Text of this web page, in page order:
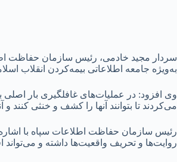
سردار مجید خادمی، رئیس سازمان حفاظت
به‌ویژه جامعه اطلاعاتی بیمه‌کردن انقلاب
وی افزود: در عملیات‌های غافلگیری بار
می‌کردند تا بتوانند آنها را کشف و خنثی کنند
رئیس سازمان حفاظت اطلاعات سپاه با
روایت‌ها و تحریف واقعیت‌ها داشته و می‌تواند